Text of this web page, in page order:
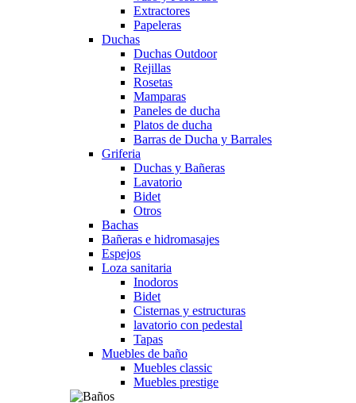
Extractores
Papeleras
Duchas
Duchas Outdoor
Rejillas
Rosetas
Mamparas
Paneles de ducha
Platos de ducha
Barras de Ducha y Barrales
Griferia
Duchas y Bañeras
Lavatorio
Bidet
Otros
Bachas
Bañeras e hidromasajes
Espejos
Loza sanitaria
Inodoros
Bidet
Cisternas y estructuras
lavatorio con pedestal
Tapas
Muebles de baño
Muebles classic
Muebles prestige